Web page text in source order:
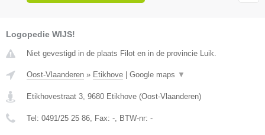
Logopedie WIJS!
Niet gevestigd in de plaats Filot en in de provincie Luik.
Oost-Vlaanderen » Etikhove Google maps ▼
Etikhovestraat 3, 9680 Etikhove (Oost-Vlaanderen)
Tel: 0491/25 25 86, Fax: -, BTW-nr: -